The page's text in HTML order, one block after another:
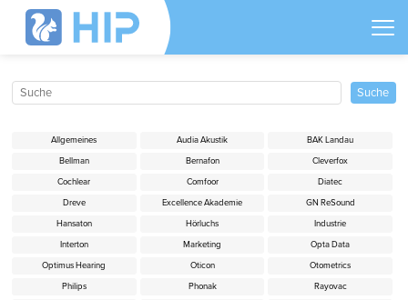
Allgemeines Audia Akustik
BAK Landau
Bellman
Bernafon
Cleverfox
Cochlear
Comfoor
Diatec
Dreve
Excellence Akademie
GN ReSound
Hansaton
Hörluchs
Industrie
Interton
Marketing
Opta Data
Optimus Hearing
Oticon
Otometrics
Philips
Phonak
Rayovac